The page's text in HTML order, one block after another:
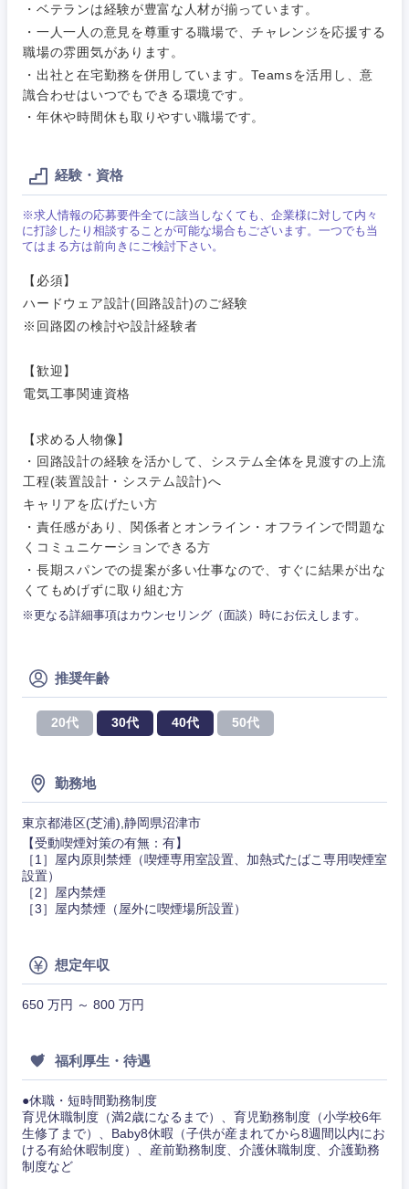
・ベテランは経験が豊富な人材が揃っています。
・一人一人の意見を尊重する職場で、チャレンジを応援する
職場の雰囲気があります。
・出社と在宅勤務を併用しています。Teamsを活用し、意
識合わせはいつでもできる環境です。
・年休や時間休も取りやすい職場です。
経験・資格
※求人情報の応募要件全てに該当しなくても、企業様に対して内々
に打診したり相談することが可能な場合もございます。一つでも当
てはまる方は前向きにご検討下さい。
【必須】
ハードウェア設計(回路設計)のご経験
※回路図の検討や設計経験者
【歓迎】
電気工事関連資格
【求める人物像】
・回路設計の経験を活かして、システム全体を見渡すの上流
工程(装置設計・システム設計)へ
キャリアを広げたい方
・責任感があり、関係者とオンライン・オフラインで問題な
くコミュニケーションできる方
・長期スパンでの提案が多い仕事なので、すぐに結果が出な
くてもめげずに取り組む方
※更なる詳細事項はカウンセリング（面談）時にお伝えします。
推奨年齢
20代 30代 40代 50代
勤務地
東京都港区(芝浦),静岡県沼津市
【受動喫煙対策の有無：有】
［1］屋内原則禁煙（喫煙専用室設置、加熱式たばこ専用喫煙室
設置）
［2］屋内禁煙
［3］屋内禁煙（屋外に喫煙場所設置）
想定年収
650 万円 ～ 800 万円
福利厚生・待遇
●休職・短時間勤務制度
育児休職制度（満2歳になるまで）、育児勤務制度（小学校6年
生修了まで）、Baby8休暇（子供が産まれてから8週間以内にお
ける有給休暇制度）、産前勤務制度、介護休職制度、介護勤務
制度など
コンサル
タント
専門職
Webサー
ビス・制
作、ゲー
ム
技術職
（モノづ
くり）
職
ル
不動産専
門職
建設・施
事務職
技術職（IT）、Webサービス・制作、ゲーム
技術職（モノづくり）
メディカル
不動産専門職
事務職
倉庫・運輸・物流
小売・通販・外食
WEBサービス
コンサル・シンクタンク
広告・宣伝・印刷
法律・特許事務所・監査法人
人材・アウトソーシング
サービス
茨城県
群馬県
千葉県
神奈川県
甲信越・北陸
転勤なし 海外勤務あり
フルリモート
上